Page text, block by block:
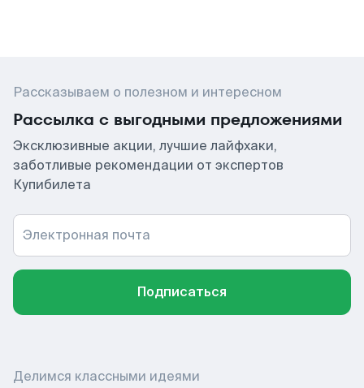
Рассказываем о полезном и интересном
Рассылка с выгодными предложениями
Эксклюзивные акции, лучшие лайфхаки,
заботливые рекомендации от экспертов
Купибилета
Электронная почта
Подписаться
Делимся классными идеями